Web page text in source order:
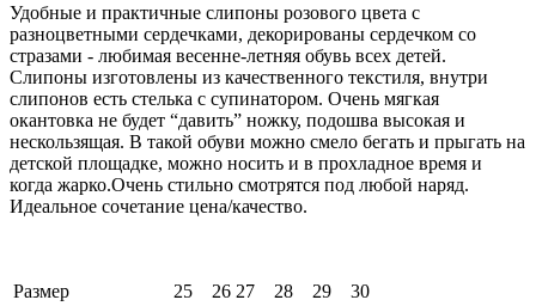
Удобные и практичные слипоны розового цвета с
разноцветными сердечками, декорированы сердечком со
стразами - любимая весенне-летняя обувь всех детей.
Слипоны изготовлены из качественного текстиля, внутри
слипонов есть стелька с супинатором. Очень мягкая
окантовка не будет “давить” ножку, подошва высокая и
нескользящая. В такой обуви можно смело бегать и прыгать на
детской площадке, можно носить и в прохладное время и
когда жарко.Очень стильно смотрятся под любой наряд.
Идеальное сочетание цена/качество.
Размер 25 26 27 28 29 30